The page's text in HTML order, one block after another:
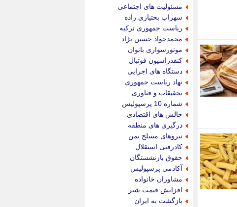
مسئولیت های اجتماعی
سهراب بختیاری زاده
ریاست جمهوری ترکیه
محمدجواد حسین نژاد
موتورسواری بانوان
کنفدراسیون فوتبال
دستگاه های اجرایی
نهاد ریاست جمهوری
تحقیقات و فناوری
شماره 10 پرسپولیس
چالش های اقتصادی
درگیری های منطقه
نیروهای مسلح یمن
کادرفنی استقلال
حقوق بازنشستگان
آکادمی پرسپولیس
مشاوران خانواده
افزایش قیمت شیر
بازگشت به ایران